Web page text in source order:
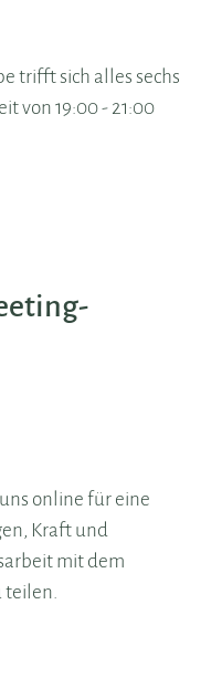
trifft sich alles sechs
von 19:00 - 21:00
online für eine
Kraft und
mit dem
teilen.